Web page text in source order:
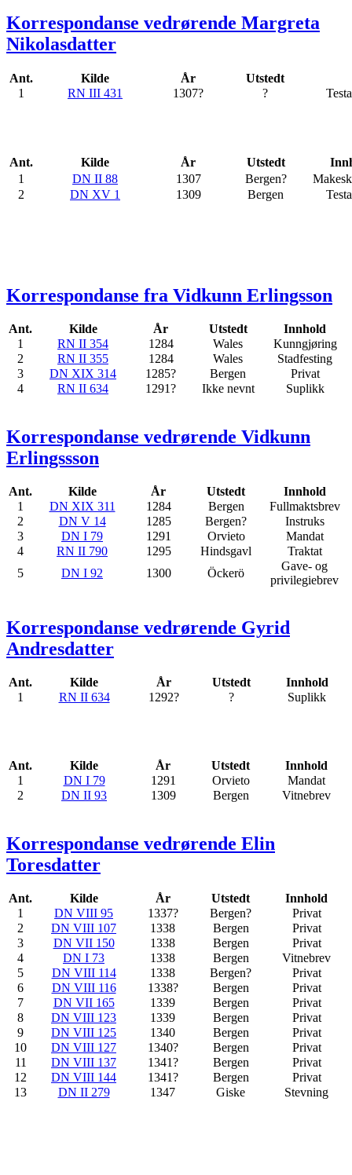
Korrespondanse vedrørende Margreta
Nikolasdatter
Ant. Kilde År
Utstedt
1
RN III 431 1307? ?
Ant. Kilde År Utstedt
1
DN II 88 1307 Bergen?
2
DN XV 1 1309 Bergen
Korrespondanse fra Vidkunn Erlingsson
Ant. Kilde År Utstedt
Innhold
1
RN II 354 1284 Wales
Kunngjøring
2
RN II 355 1284 Wales
Stadfesting
3
DN XIX 314 1285? Bergen
Privat
4
RN II 634 1291? Ikke nevnt Suplikk
Korrespondanse vedrørende Vidkunn
Erlingssson
Ant. Kilde År Utstedt
Innhold
1
DN XIX 311 1284 Bergen
Fullmaktsbrev
2
DN V 14 1285 Bergen?
Instruks
3
DN I 79 1291 Orvieto
Mandat
4
RN II 790 1295 Hindsgavl
Traktat
5
DN I 92 1300 Öckerö
Gave- og
privilegiebrev
Korrespondanse vedrørende Gyrid
Andresdatter
Ant. Kilde År Utstedt
Innhold
1
RN II 634 1292? ? Suplikk
Ant. Kilde År Utstedt
Innhold
1
DN I 79 1291 Orvieto
Mandat
2
DN II 93 1309 Bergen Vitnebrev
Korrespondanse vedrørende Elin
Toresdatter
Ant. Kilde År Utstedt
Innhold
1
DN VIII 95 1337? Bergen?
Privat
2
DN VIII 107 1338 Bergen
Privat
3
DN VII 150 1338 Bergen
Privat
4
DN I 73 1338 Bergen
Vitnebrev
5
DN VIII 114 1338 Bergen?
Privat
6
DN VIII 116 1338? Bergen
Privat
7
DN VII 165 1339 Bergen
Privat
8
DN VIII 123 1339 Bergen
Privat
9
DN VIII 125 1340 Bergen
Privat
10
DN VIII 127 1340? Bergen
Privat
11
DN VIII 137 1341? Bergen
Privat
12
DN VIII 144 1341? Bergen
Privat
13
DN II 279 1347 Giske Stevning